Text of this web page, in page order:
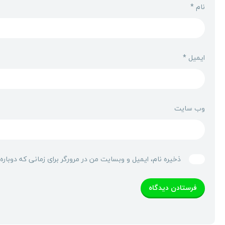
نام*
ایمیل *
وب‌ سایت
ذخیره نام، ایمیل و وبسایت من در مرورگر برای زمانی که